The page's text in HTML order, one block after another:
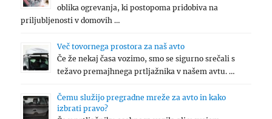
oblika ogrevanja, ki postopoma pridobiva na
priljubljenosti v domovih …
Več tovornega prostora za naš avto
Če že nekaj časa vozimo, smo se sigurno srečali s
težavo premajhnega prtljažnika v našem avtu. …
Čemu služijo pregradne mreže za avto in kako
izbrati pravo?